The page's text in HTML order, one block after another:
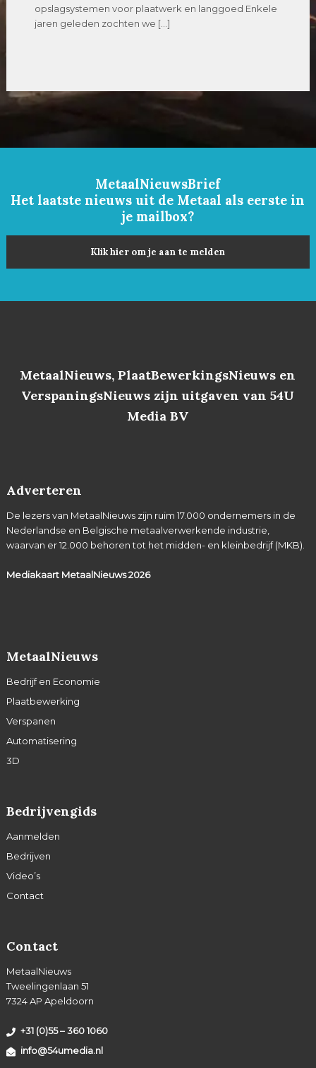
opslagsystemen voor plaatwerk en langgoed Enkele
jaren geleden zochten we […]
MetaalNieuwsBrief
Het laatste nieuws uit de Metaal als eerste in
je mailbox?
Klik hier om je aan te melden
MetaalNieuws, PlaatBewerkingsNieuws en
VerspaningsNieuws zijn uitgaven van 54U
Media BV
Adverteren
De lezers van MetaalNieuws zijn ruim 17.000 ondernemers in de
Nederlandse en Belgische metaalverwerkende industrie,
waarvan er 12.000 behoren tot het midden- en kleinbedrijf (MKB).
Mediakaart MetaalNieuws2026
MetaalNieuws
Bedrijf en Economie
Plaatbewerking
Verspanen
Automatisering
3D
Bedrijvengids
Aanmelden
Bedrijven
Video’s
Contact
Contact
MetaalNieuws
Tweelingenlaan 51
7324 AP Apeldoorn
+31 (0)55 – 360 1060
info@54umedia.nl